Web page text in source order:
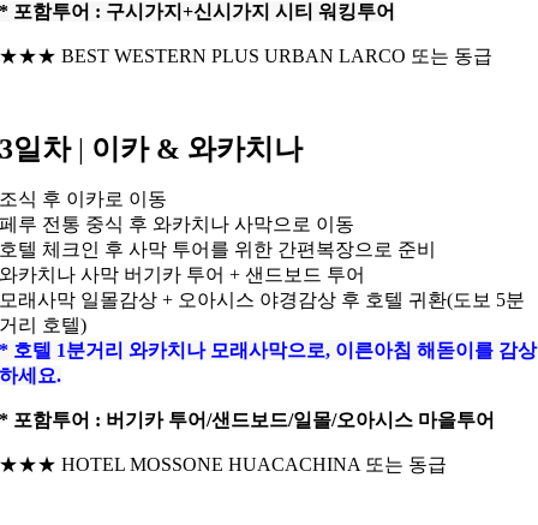
* 포함투어 : 구시가지+신시가지 시티 워킹투어
★★★ BEST WESTERN PLUS URBAN LARCO 또는 동급
3일차 | 이카 & 와카치나
조식 후 이카로 이동
페루 전통 중식 후 와카치나 사막으로 이동
호텔 체크인 후 사막 투어를 위한 간편복장으로 준비
와카치나 사막 버기카 투어 + 샌드보드 투어
모래사막 일몰감상 + 오아시스 야경감상 후 호텔 귀환(도보 5분
거리 호텔)
* 호텔 1분거리 와카치나 모래사막으로, 이른아침 해돋이를 감상
하세요.
* 포함투어 : 버기카 투어/샌드보드/일몰/오아시스 마을투어
★★★ HOTEL MOSSONE HUACACHINA 또는 동급